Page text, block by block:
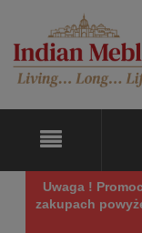
Uwaga !
zakupach